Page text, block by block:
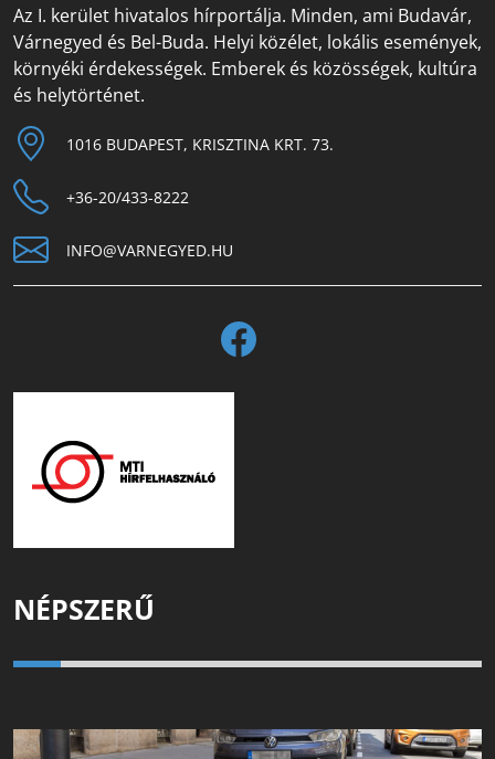
Az I. kerület hivatalos hírportálja. Minden, ami Budavár,
Várnegyed és Bel-Buda. Helyi közélet, lokális események,
környéki érdekességek. Emberek és közösségek, kultúra
és helytörténet.
1016 BUDAPEST, KRISZTINA KRT. 73.
+36-20/433-8222
INFO@VARNEGYED.HU
NÉPSZERŰ